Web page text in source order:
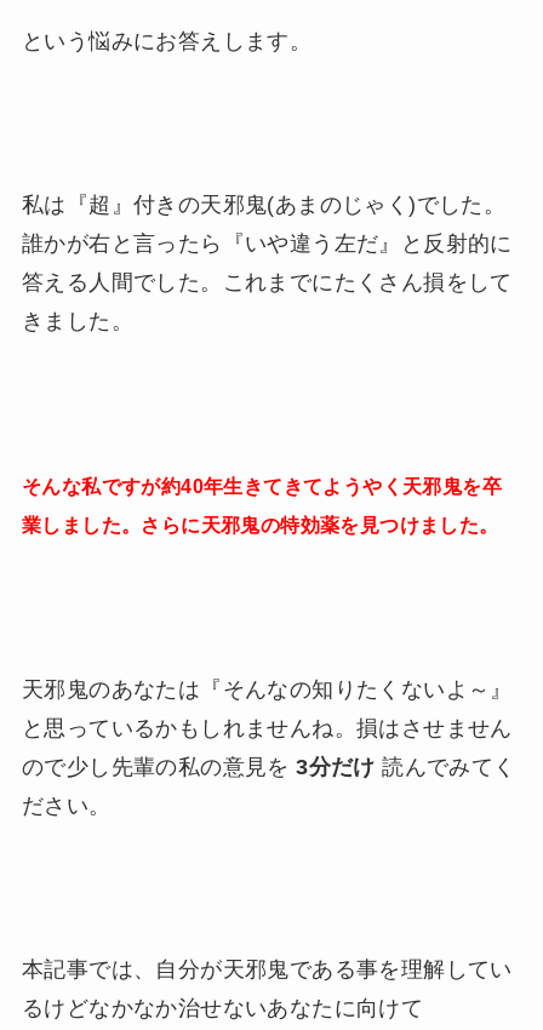
という悩みにお答えします。
私は『超』付きの天邪鬼(あまのじゃく)でした。
誰かが右と言ったら『いや違う左だ』と反射的に
答える人間でした。これまでにたくさん損をして
きました。
そんな私ですが約40年生きてきてようやく天邪鬼を卒
業しました。さらに天邪鬼の特効薬を見つけました。
天邪鬼のあなたは『そんなの知りたくないよ～』
と思っているかもしれませんね。損はさせません
ので少し先輩の私の意見を3分だけ読んでみてく
ださい。
本記事では、自分が天邪鬼である事を理解してい
るけどなかなか治せないあなたに向けて